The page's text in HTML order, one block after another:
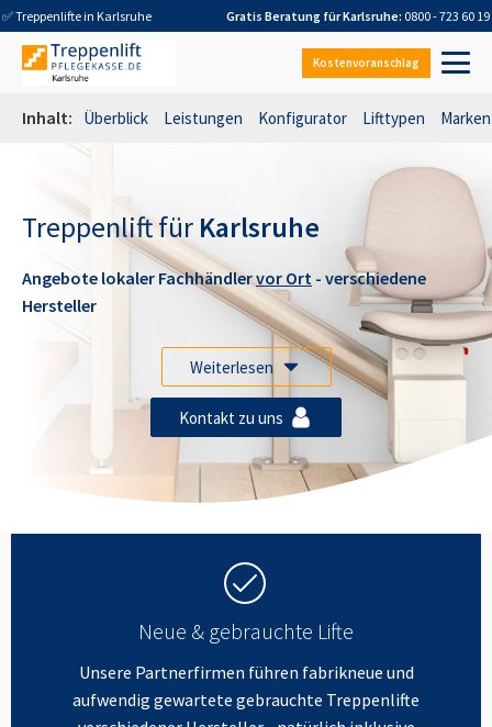
✅ Treppenlifte in Karlsruhe Gratis Beratung fürKarlsruhe: 0800 - 723 60 19
Kostenvoranschlag
Inhalt: Überblick Leistungen Konfigurator Lifttypen Marken
Treppenlift für Karlsruhe
Angebote lokaler Fachhändlervor Ort - verschiedene
Hersteller
Weiterlesen
Kontakt zu uns
Neue & gebrauchte Lifte
Unsere Partnerfirmen führen fabrikneue und
aufwendig gewartete gebrauchte Treppenlifte